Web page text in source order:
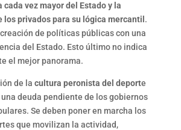
cada vez mayor del Estado y la
los privados para su lógica mercantil .
de políticas públicas con una
del Estado. Esto último no indica
el mejor panorama.
de la cultura peronista del deporte
deuda pendiente de los gobiernos
Se deben poner en marcha los
que movilizan la actividad,